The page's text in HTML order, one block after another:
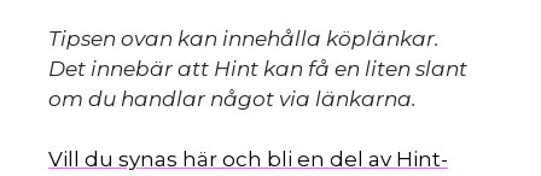
Tipsen ovan kan innehålla köplänkar.
Det innebär att Hint kan få en liten slant
om du handlar något via länkarna.
Vill du synas här och bli en del av Hint-